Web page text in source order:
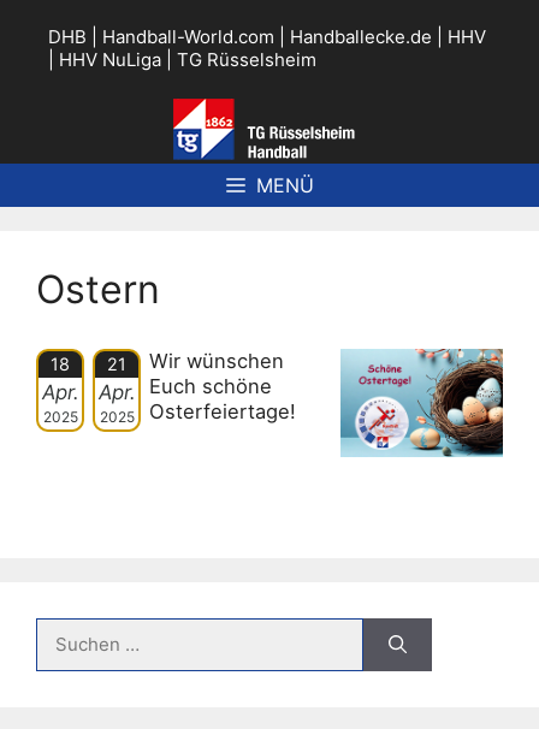
springen
DHB Handball-World.com Handballecke.de
HHV
HHV NuLiga TG Rüsselsheim
MENÜ
Ostern
18
Apr.
2025
21
Apr.
2025
Wir wünschen
Euch schöne
Osterfeiertage!
nach: